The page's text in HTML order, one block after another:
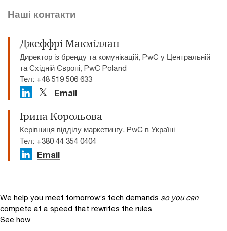
Наші контакти
Джеффрі Макміллан
Директор із бренду та комунікацій, PwC у Центральній
та Східній Європі, PwC Poland
Тел: +48 519 506 633
Email
Ірина Корольова
Керівниця відділу маркетингу, PwC в Україні
Тел: +380 44 354 0404
Email
We help you meet tomorrow’s tech demands so you can
compete at a speed that rewrites the rules
See how